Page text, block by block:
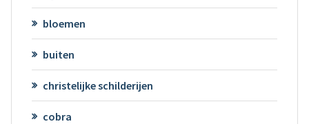
bloemen
buiten
christelijke schilderijen
cobra